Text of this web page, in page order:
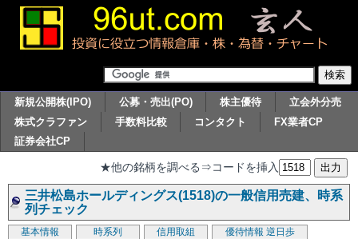
新規公開株(IPO) 公募・売出(PO) 株主優待
立会外分売
株式クラファン
手数料比較 コンタクト
FX業者CP
証券会社CP
★他の銘柄を調べる⇒コードを挿入
三井松島ホールディングス(1518)の一般信用売建、時系
列チェック
基本情報 時系列 信用取組 優待情報 逆日歩